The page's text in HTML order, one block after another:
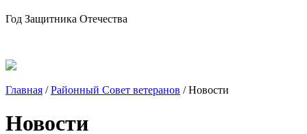
Год Защитника Отечества
Главная /Районный Совет ветеранов /Новости
Новости